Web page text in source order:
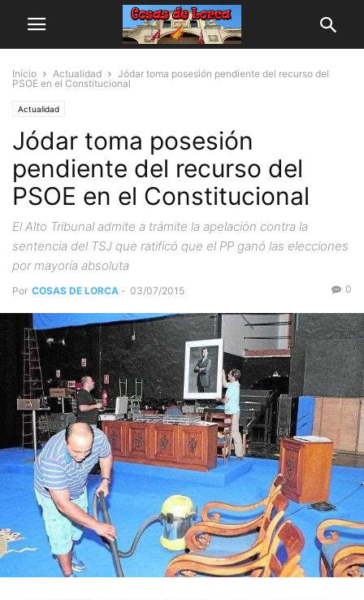
Inicio Actualidad
Jódar toma posesión pendiente del recurso del
PSOE en el Constitucional
Actualidad
Jódar toma posesión
pendiente del recurso del
PSOE en el Constitucional
El Alto Tribunal admite a trámite la apelación contra la
sentencia del TSJ que ratificó que el PP ganó las elecciones
por mayoría absoluta
Por COSAS DE LORCA - 03/07/2015 0